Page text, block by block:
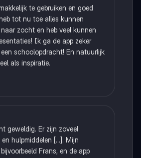
te gebruiken en goed
tot nu toe alles kunnen
zocht en heb veel kunnen
Ik ga de app zeker
schoolopdracht! En natuurlijk
als inspiratie.
geweldig. Er zijn zoveel
hulpmiddelen [...]. Mijn
Frans, en de app